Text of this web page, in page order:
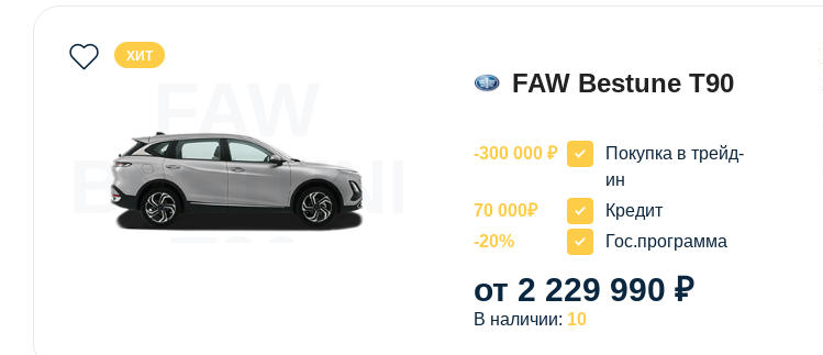
ХИТ
FAW
BESTUNE
FAW Bestune T90
-300 000 ₽
Покупка в трейд-
ин
70 000₽
Кредит
-20%
Гос.программа
от 2 229 990 ₽
В наличии: 10